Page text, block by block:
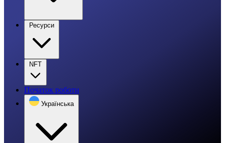
Ресурси
NFT
Початок роботи
Українська